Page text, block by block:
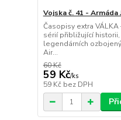
Vojska č. 41 - Armáda
Časopisy extra
sérií přibližující
legendárních
Air...
60 Kč
59 Kč/ks
59 Kč bez DPH